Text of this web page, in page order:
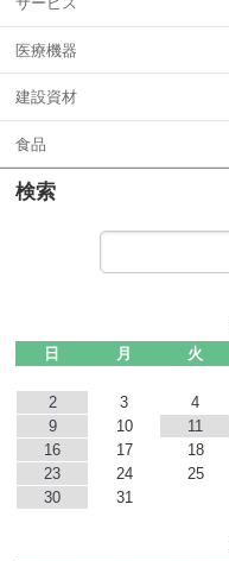
医療機器
建設資材
食品
検索
日
月 火
2
3 4
9
10 11
16
17 18
23
24 25
30
31